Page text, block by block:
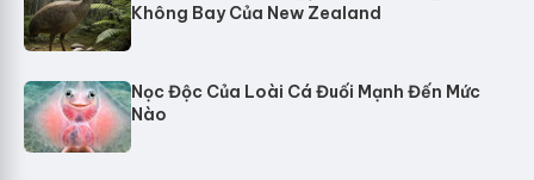
Không Bay Của New Zealand
Nọc Độc Của Loài Cá Đuối Mạnh Đến Mức
Nào